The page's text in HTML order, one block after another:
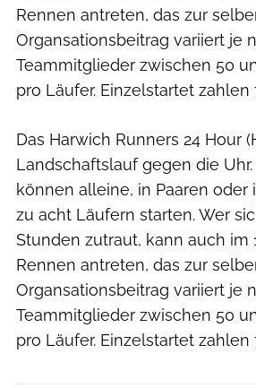
Rennen antreten, das zur
Organsationsbeitrag variiert je
Teammitglieder zwischen 50
pro Läufer. Einzelstartet zahlen
Das Harwich Runners 24 Hour
Landschaftslauf gegen die
können alleine, in Paaren oder
zu acht Läufern starten. Wer
Stunden zutraut, kann auch im
Rennen antreten, das zur
Organsationsbeitrag variiert je
Teammitglieder zwischen 50
pro Läufer. Einzelstartet zahlen